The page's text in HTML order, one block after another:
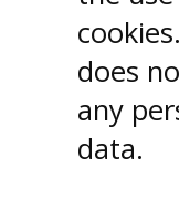
does
any
data.